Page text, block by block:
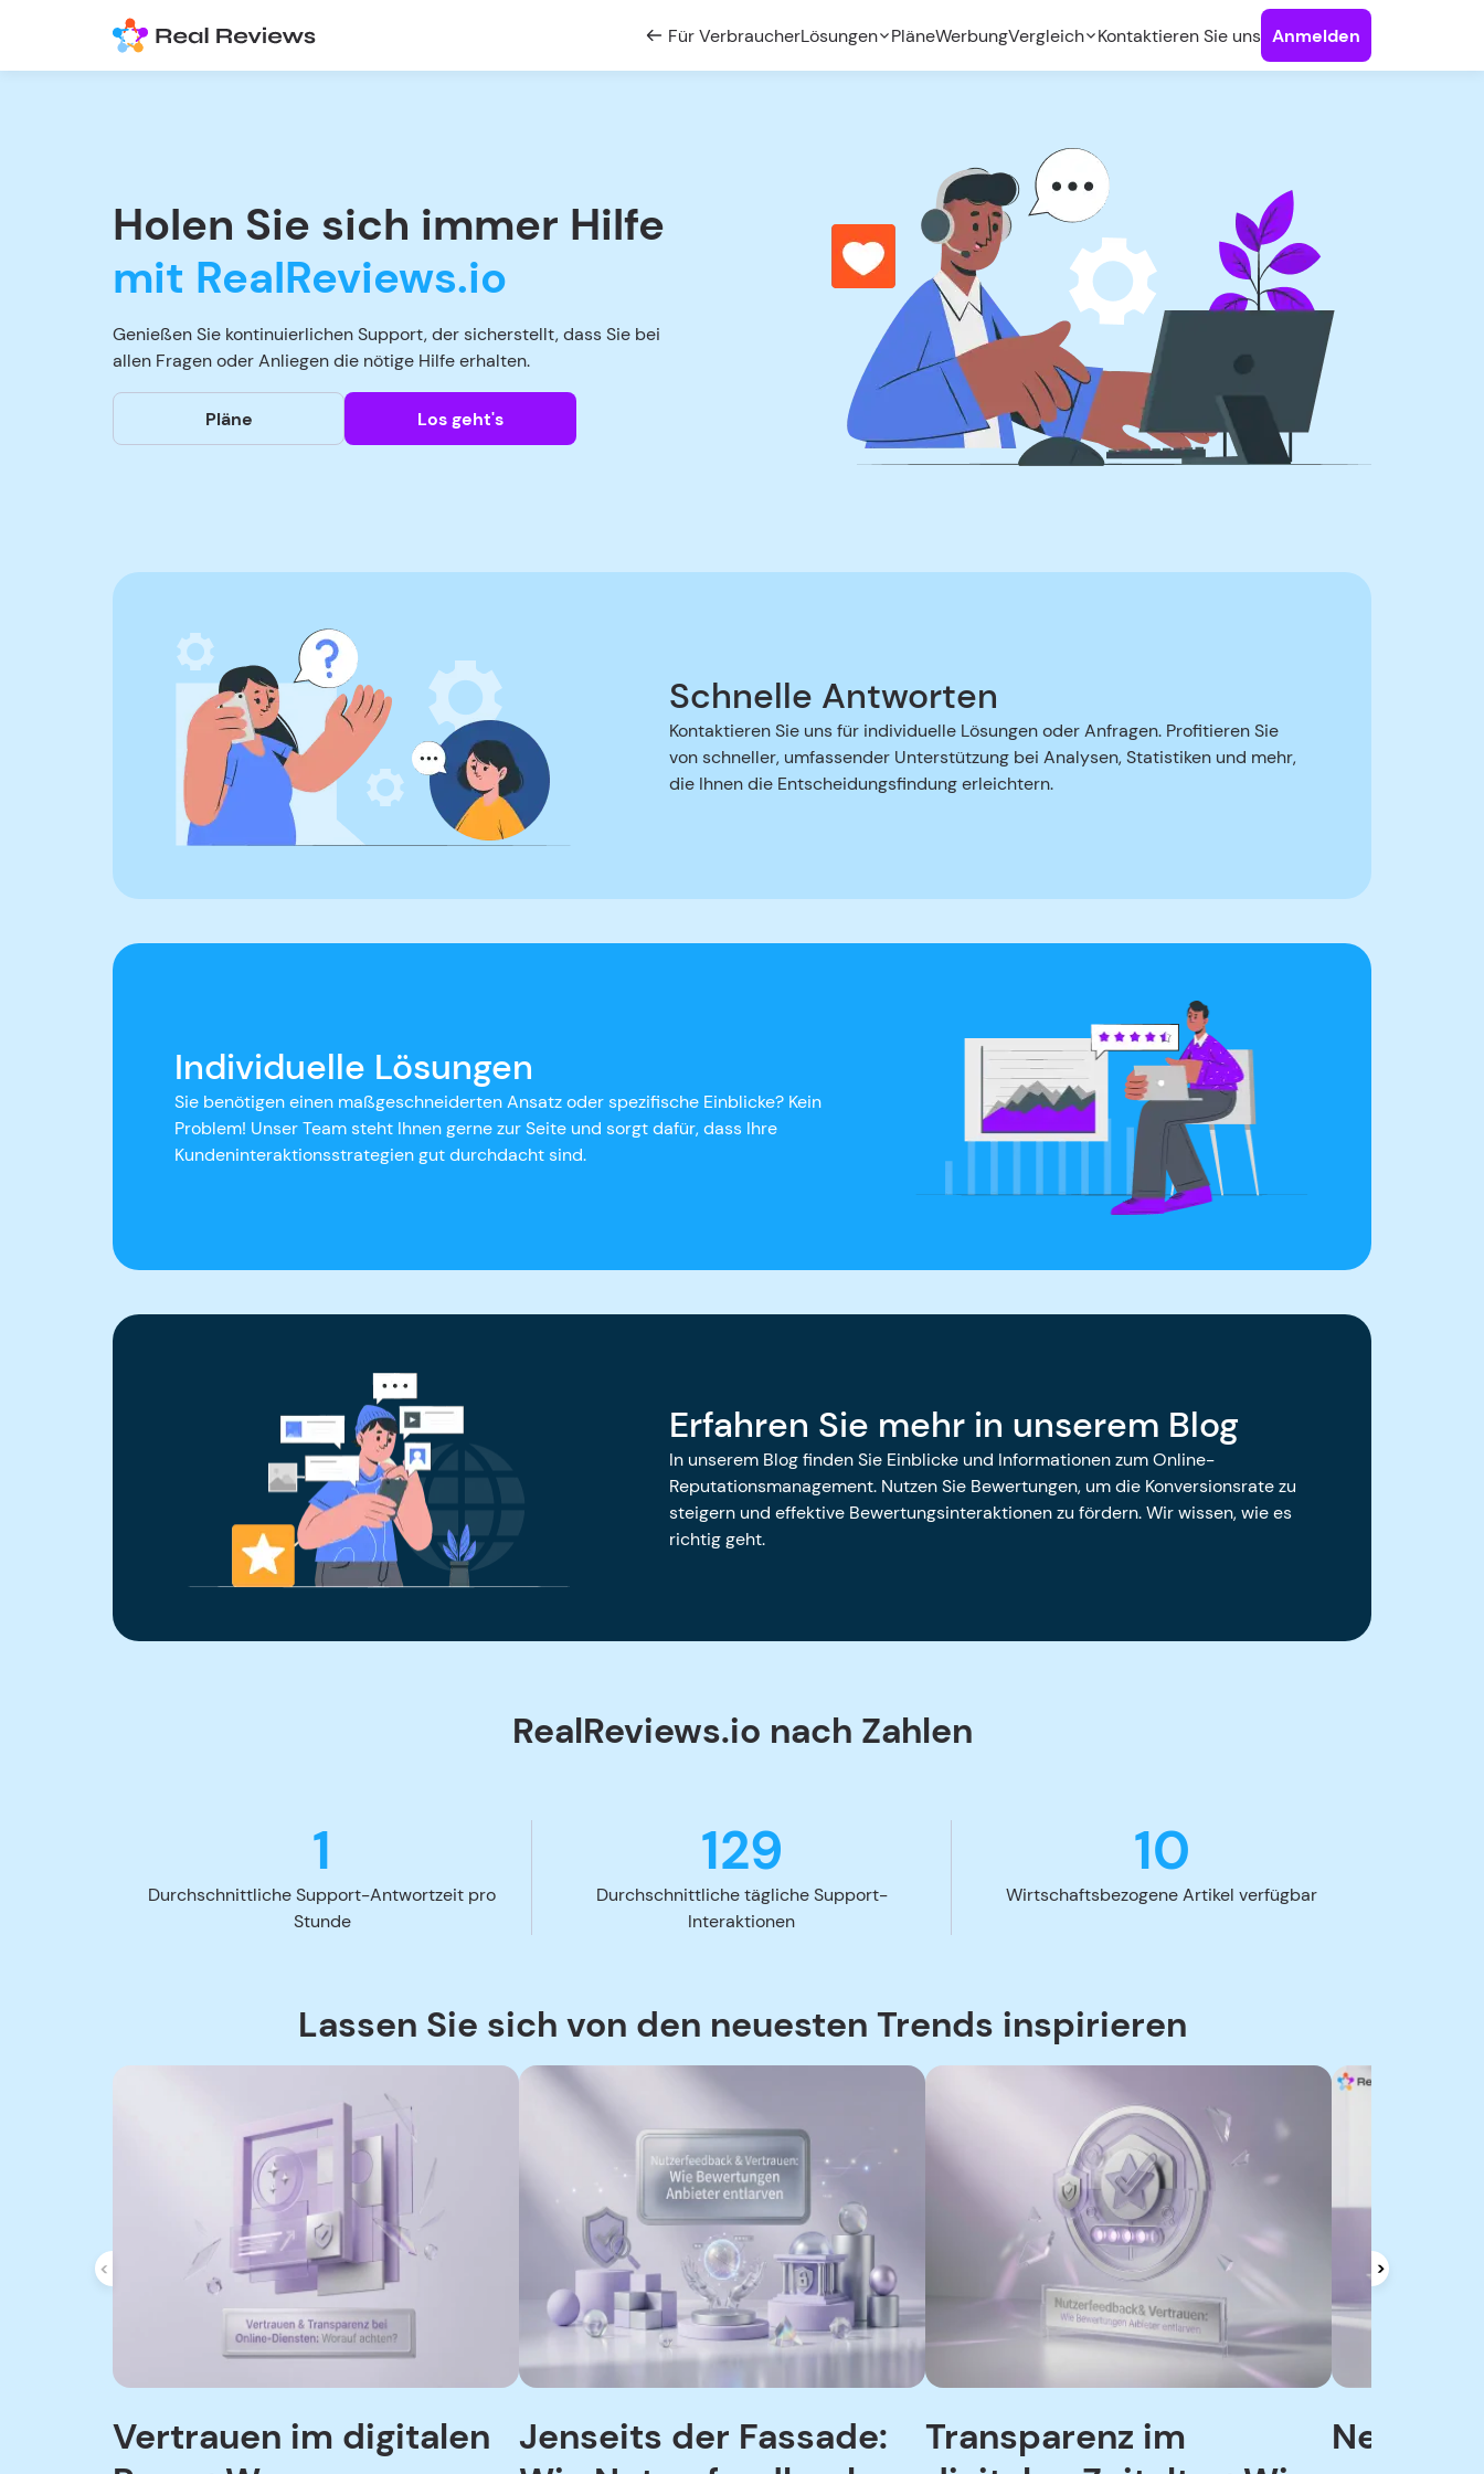
Für VerbraucherLösungen PläneWerbungVergleich Kontaktieren Sie uns Anmelden
Holen Sie sich immer Hilfe
mit RealReviews.io
Genießen Sie kontinuierlichen Support, der sicherstellt, dass Sie bei
allen Fragen oder Anliegen die nötige Hilfe erhalten.
Pläne Los geht's
Schnelle Antworten
Kontaktieren Sie uns für individuelle Lösungen oder Anfragen. Profitieren Sie
von schneller, umfassender Unterstützung bei Analysen, Statistiken und mehr,
die Ihnen die Entscheidungsfindung erleichtern.
Individuelle Lösungen
Sie benötigen einen maßgeschneiderten Ansatz oder spezifische Einblicke? Kein
Problem! Unser Team steht Ihnen gerne zur Seite und sorgt dafür, dass Ihre
Kundeninteraktionsstrategien gut durchdacht sind.
Erfahren Sie mehr in unserem Blog
In unserem Blog finden Sie Einblicke und Informationen zum Online-
Reputationsmanagement. Nutzen Sie Bewertungen, um die Konversionsrate zu
steigern und effektive Bewertungsinteraktionen zu fördern. Wir wissen, wie es
richtig geht.
RealReviews.io nach Zahlen
1
Durchschnittliche Support-Antwortzeit pro
Stunde
129
Durchschnittliche tägliche Support-
Interaktionen
10
Wirtschaftsbezogene Artikel verfügbar
Lassen Sie sich von den neuesten Trends inspirieren
Vertrauen im digitalen
Jenseits der Fassade:
Transparenz im
Neutral,